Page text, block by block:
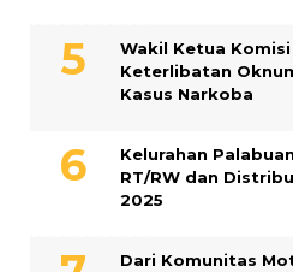
Wakil Ketua
Keterlibatan
Kasus Narkoba
Kelurahan
RT/RW dan
2025
Dari Komunitas